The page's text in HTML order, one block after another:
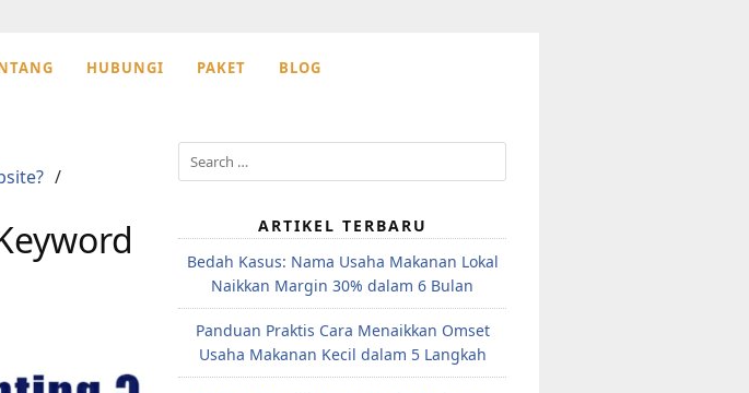
HUBUNGI PAKET BLOG
Search
for:
ARTIKEL TERBARU
Bedah Kasus: Nama Usaha Makanan Lokal
Naikkan Margin 30% dalam 6 Bulan
Panduan Praktis Cara Menaikkan Omset
Usaha Makanan Kecil dalam 5 Langkah